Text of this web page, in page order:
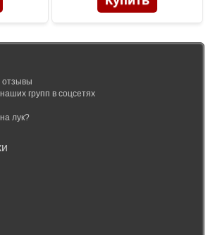
групп в соцсетях
лук?